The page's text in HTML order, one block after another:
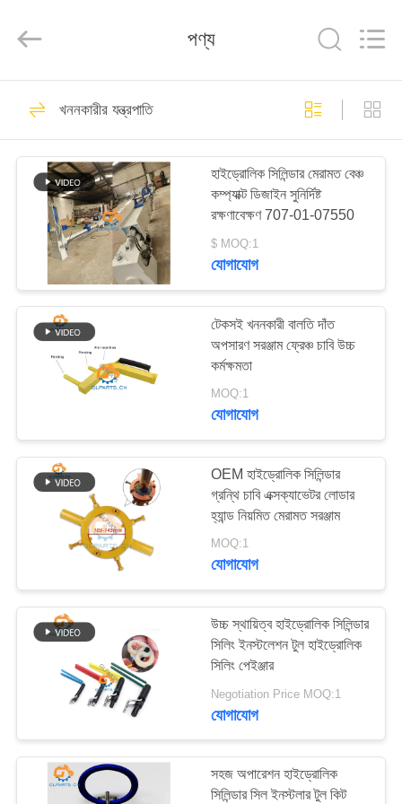
পণ্য
ভিডিও
আমাদের
সম্পর্কে
কারখানা
গুণমান
নিয়ন্ত্রণ
আমাদের
যোগাযোগ
করুন
মামলা
Machinery
Co.,
এক্সক্যাভার হাইড্রোলিক
সিলিন্ডার
483
আর্ম সিলিন্ডার
101
বুম সিলিন্ডার
বালতি সিলিন্ডার
পণ্য
খননকারীর যন্ত্রপাতি
হাইড্রোলিক সিলিন্ডার মেরামত বেঞ্চ
কম্প্যাক্ট ডিজাইন সুনির্দিষ্ট
রক্ষণাবেক্ষণ 707-01-07550
$ MOQ:1
যোগাযোগ
টেকসই খননকারী বালতি দাঁত
অপসারণ সরঞ্জাম ফ্রেঞ্চ চাবি উচ্চ
কর্মক্ষমতা
MOQ:1
যোগাযোগ
OEM হাইড্রোলিক সিলিন্ডার
গ্রন্থি চাবি এক্সক্যাভেটর লোডার
হ্যান্ড নিয়মিত মেরামত সরঞ্জাম
MOQ:1
যোগাযোগ
উচ্চ স্থায়িত্ব হাইড্রোলিক সিলিন্ডার
সিলিং ইনস্টলেশন টুল হাইড্রোলিক
সিলিং পেইঞ্জার
Negotiation Price MOQ:1
যোগাযোগ
সহজ অপারেশন হাইড্রোলিক
সিলিন্ডার সিল ইনস্টলার টুল কিট